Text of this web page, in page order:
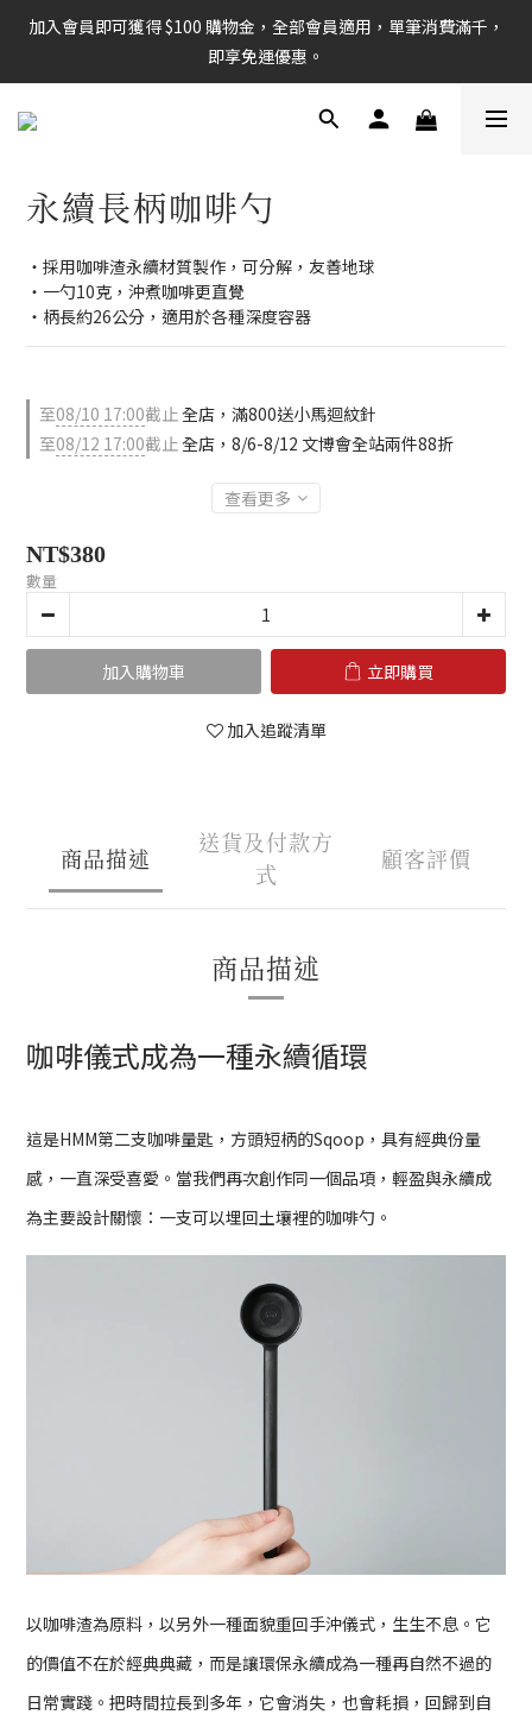
加入會員即可獲得 $100 購物金，全部會員適用，單筆消費滿千，
即享免運優惠。
永續長柄咖啡勺
・採用咖啡渣永續材質製作，可分解，友善地球
・一勺10克，沖煮咖啡更直覺
・柄長約26公分，適用於各種深度容器
至08/10 17:00截止全店，滿800送小馬迴紋針
至08/12 17:00截止全店，8/6-8/12 文博會全站兩件88折
查看更多
NT$380
數量
加入購物車 立即購買
加入追蹤清單
商品描述
送貨及付款方
式
顧客評價
商品描述
咖啡儀式成為一種永續循環
這是HMM第二支咖啡量匙，方頭短柄的Sqoop，具有經典份量
感，一直深受喜愛。當我們再次創作同一個品項，輕盈與永續成
為主要設計關懷：一支可以埋回土壤裡的咖啡勺。
以咖啡渣為原料，以另外一種面貌重回手沖儀式，生生不息。它
的價值不在於經典典藏，而是讓環保永續成為一種再自然不過的
日常實踐。把時間拉長到多年，它會消失，也會耗損，回歸到自